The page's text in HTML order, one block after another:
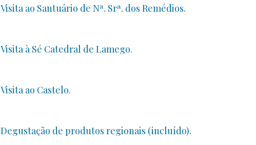
Visita ao Santuário de Nª. Srª. dos Remédios.
Visita à Sé Catedral de Lamego.
Visita ao Castelo.
Degustação de produtos regionais (incluído).